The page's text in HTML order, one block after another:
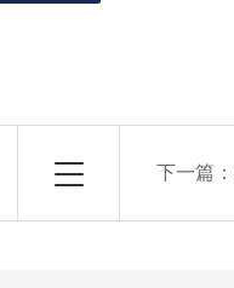
下一篇：